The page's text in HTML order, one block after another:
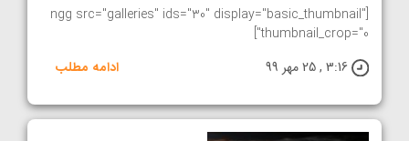
[ngg src="galleries" ids="30" display="basic_thumbnail"
thumbnail_crop="0"]
3:16 , 25 مهر 99
ادامه مطلب